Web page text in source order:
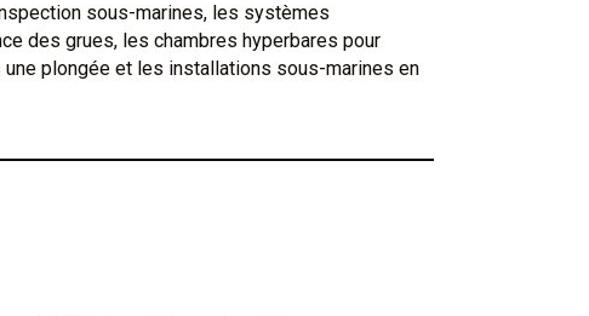
sous-marines, les systèmes
des grues, les chambres hyperbares pour
plongée et les installations sous-marines en